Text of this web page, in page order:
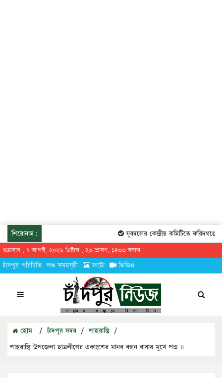
শিরোনাম: যুবদলের কেন্দ্রীয় কমিটিতে ফরিদগঞ্জের
শুক্রবার , ৭ আগস্ট, ২০২৬ খ্রিষ্টাব্দ , ২৩ শ্রাবণ, ১৪৩৩ বঙ্গাব্দ
চাঁদপুর পরিচিতি লঞ্চ সময়সূচী ফটো ভিডিও
হোম / চাঁদপুর সদর / শাহরাস্তি /
শাহরাস্তি উপজেলা ছাত্রলীগের একাংশের মানব বন্ধন বাধার মুখে পন্ড ॥